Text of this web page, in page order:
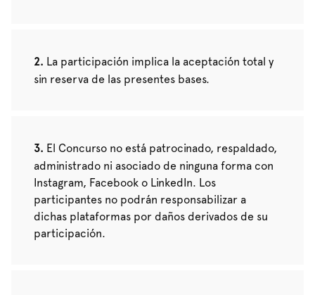
La participación implica la aceptación total y
sin reserva de las presentes bases.
El Concurso no está patrocinado, respaldado,
administrado ni asociado de ninguna forma con
Instagram, Facebook o LinkedIn. Los
participantes no podrán responsabilizar a
dichas plataformas por daños derivados de su
participación.